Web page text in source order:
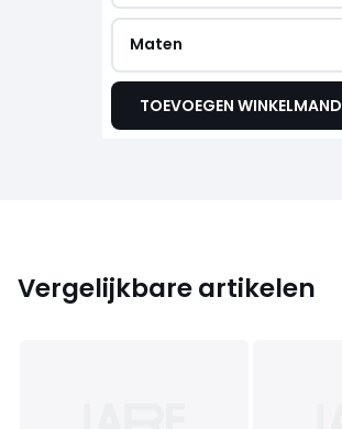
Maten
TOEVOEGEN WINKELMAND
Vergelijkbare artikelen